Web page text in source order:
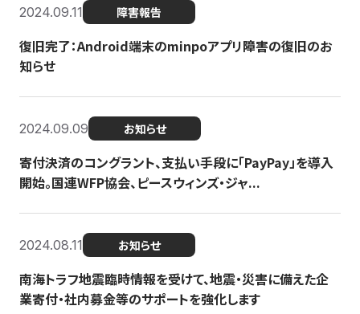
2024.09.11 障害報告
復旧完了：Android端末のminpoアプリ障害の復旧のお
知らせ
2024.09.09 お知らせ
寄付決済のコングラント、支払い手段に「PayPay」を導入
開始。国連WFP協会、ピースウィンズ・ジャ...
2024.08.11 お知らせ
南海トラフ地震臨時情報を受けて、地震・災害に備えた企
業寄付・社内募金等のサポートを強化します